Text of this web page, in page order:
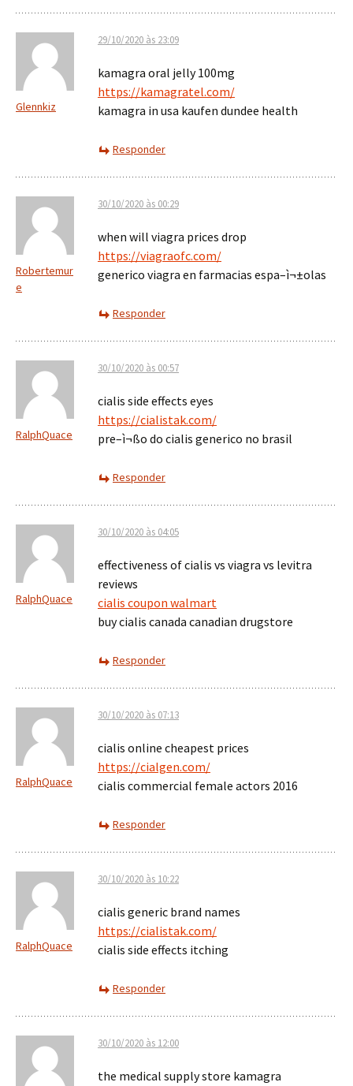
Glennkiz
29/10/2020 às 23:09
kamagra oral jelly 100mg
https://kamagratel.com/
kamagra in usa kaufen dundee health
Responder
Robertemur
e
30/10/2020 às 00:29
when will viagra prices drop
https://viagraofc.com/
generico viagra en farmacias espa–ì¬±olas
Responder
RalphQuace
30/10/2020 às 00:57
cialis side effects eyes
https://cialistak.com/
pre–ì¬ßo do cialis generico no brasil
Responder
RalphQuace
30/10/2020 às 04:05
effectiveness of cialis vs viagra vs levitra
reviews
cialis coupon walmart
buy cialis canada canadian drugstore
Responder
RalphQuace
30/10/2020 às 07:13
cialis online cheapest prices
https://cialgen.com/
cialis commercial female actors 2016
Responder
RalphQuace
30/10/2020 às 10:22
cialis generic brand names
https://cialistak.com/
cialis side effects itching
Responder
30/10/2020 às 12:00
the medical supply store kamagra